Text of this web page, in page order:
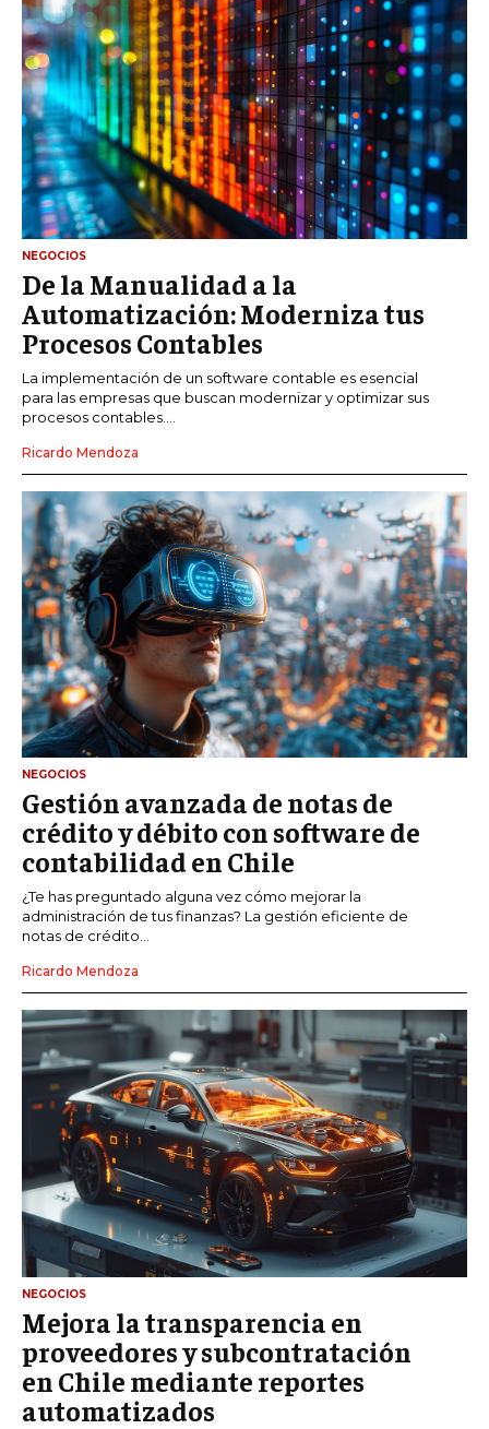
NEGOCIOS
De la Manualidad a la
Automatización: Moderniza tus
Procesos Contables
La implementación de un software contable es esencial
para las empresas que buscan modernizar y optimizar sus
procesos contables....
Ricardo Mendoza
NEGOCIOS
Gestión avanzada de notas de
crédito y débito con software de
contabilidad en Chile
¿Te has preguntado alguna vez cómo mejorar la
administración de tus finanzas? La gestión eficiente de
notas de crédito...
Ricardo Mendoza
NEGOCIOS
Mejora la transparencia en
proveedores y subcontratación
en Chile mediante reportes
automatizados